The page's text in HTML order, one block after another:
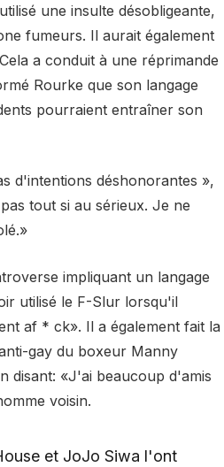
une insulte désobligeante,
fumeurs. Il aurait également
a conduit à une réprimande
Rourke que son langage
pourraient entraîner son
d'intentions déshonorantes »,
tout si au sérieux. Je ne
impliquant un langage
utilisé le F-Slur lorsqu'il
af * ck». Il a également fait la
gay du boxeur Manny
disant: «J'ai beaucoup d'amis
voisin.
et JoJo Siwa l'ont